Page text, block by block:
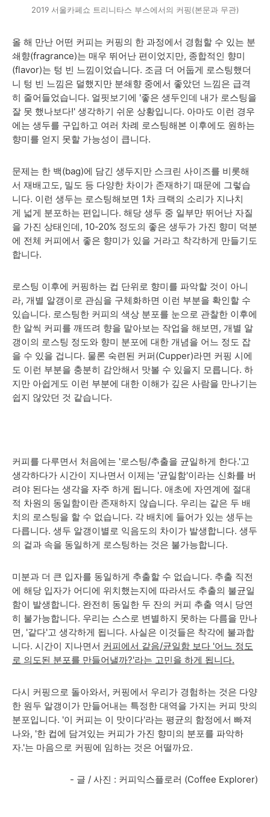
2019 서울카페쇼 트리니타스 부스에서의 커핑(본문과 무관)
올 해 만난 어떤 커피는 커핑의 한 과정에서 경험할 수 있는 분
쇄향(fragrance)는 매우 뛰어난 편이었지만, 종합적인 향미
(flavor)는 텅 빈 느낌이었습니다. 조금 더 어둡게 로스팅했더
니 텅 빈 느낌은 덜했지만 분쇄향 중에서 좋았던 느낌은 급격
히 줄어들었습니다. 얼핏보기에 '좋은 생두인데 내가 로스팅을
잘 못 했나보다!' 생각하기 쉬운 상황입니다. 아마도 이런 경우
에는 생두를 구입하고 여러 차례 로스팅해본 이후에도 원하는
향미를 얻지 못할 가능성이 큽니다.
문제는 한 백(bag)에 담긴 생두지만 스크린 사이즈를 비롯해
서 재배고도, 밀도 등 다양한 차이가 존재하기 때문에 그렇습
니다. 이런 생두는 로스팅해보면 1차 크랙의 소리가 지나치
게 넓게 분포하는 편입니다. 해당 생두 중 일부만 뛰어난 자질
을 가진 상태인데, 10-20% 정도의 좋은 생두가 가진 향미 덕분
에 전체 커피에서 좋은 향미가 있을 거라고 착각하게 만들기도
합니다.
로스팅 이후에 커핑하는 컵 단위로 향미를 파악할 것이 아니
라, 개별 알갱이로 관심을 구체화하면 이런 부분을 확인할 수
있습니다. 로스팅한 커피의 색상 분포를 눈으로 관찰한 이후에
한 알씩 커피를 깨뜨려 향을 맡아보는 작업을 해보면, 개별 알
갱이의 로스팅 정도와 향미 분포에 대한 개념을 어느 정도 잡
을 수 있을 겁니다. 물론 숙련된 커퍼(Cupper)라면 커핑 시에
도 이런 부분을 충분히 감안해서 맛볼 수 있을지 모릅니다. 하
지만 아쉽게도 이런 부분에 대한 이해가 깊은 사람을 만나기는
쉽지 않았던 것 같습니다.
커피를 다루면서 처음에는 '로스팅/추출을 균일하게 한다.'고
생각하다가 시간이 지나면서 이제는 '균일함'이라는 신화를 버
려야 된다는 생각을 자주 하게 됩니다. 애초에 자연계에 절대
적 차원의 동일함이란 존재하지 않습니다. 우리는 같은 두 배
치의 로스팅을 할 수 없습니다. 각 배치에 들어가 있는 생두는
다릅니다. 생두 알갱이별로 익음도의 차이가 발생합니다. 생두
의 겉과 속을 동일하게 로스팅하는 것은 불가능합니다.
미분과 더 큰 입자를 동일하게 추출할 수 없습니다. 추출 직전
에 해당 입자가 어디에 위치했는지에 따라서도 추출의 불균일
함이 발생합니다. 완전히 동일한 두 잔의 커피 추출 역시 당연
히 불가능합니다. 우리는 스스로 변별하지 못하는 다름을 만나
면, '같다'고 생각하게 됩니다. 사실은 이것들은 착각에 불과합
니다. 시간이 지나면서 커피에서 같음/균일함 보다 '어느 정도
로 의도된 분포를 만들어낼까?'라는 고민을 하게 됩니다.
다시 커핑으로 돌아와서, 커핑에서 우리가 경험하는 것은 다양
한 원두 알갱이가 만들어내는 특정한 대역을 가지는 커피 맛의
분포입니다. '이 커피는 이 맛이다'라는 평균의 함정에서 빠져
나와, '한 컵에 담겨있는 커피가 가진 향미의 분포를 파악하
자.'는 마음으로 커핑에 임하는 것은 어떨까요.
- 글 / 사진 : 커피익스플로러 (Coffee Explorer)